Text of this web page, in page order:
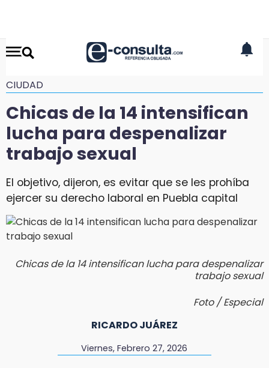
CIUDAD
Chicas de la 14 intensifican
lucha para despenalizar
trabajo sexual
El objetivo, dijeron, es evitar que se les prohíba
ejercer su derecho laboral en Puebla capital
Chicas de la 14 intensifican lucha para despenalizar
trabajo sexual
Foto / Especial
RICARDO JUÁREZ
Viernes, Febrero 27, 2026